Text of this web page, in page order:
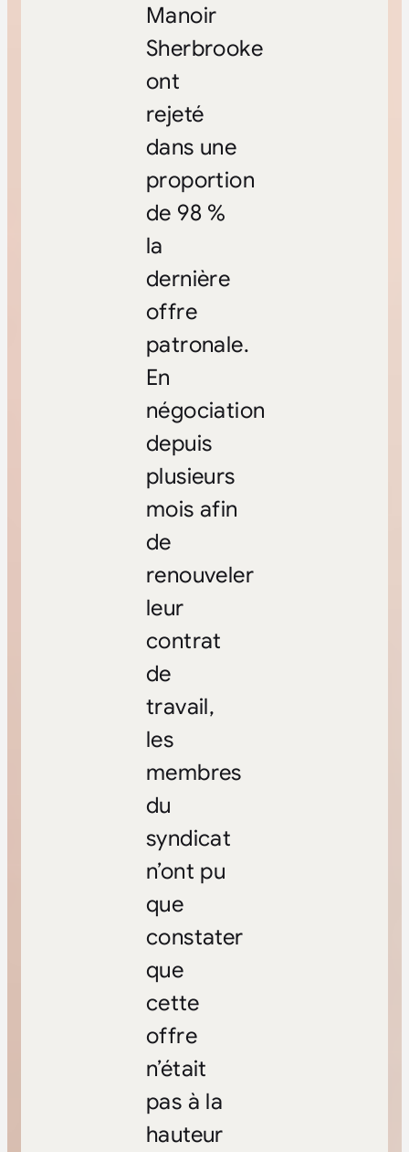
Manoir
Sherbrooke
ont
rejeté
dans une
proportion
de 98 %
la
dernière
offre
patronale.
En
négociation
depuis
plusieurs
mois afin
de
renouveler
leur
contrat
de
travail,
les
membres
du
syndicat
n’ont pu
que
constater
que
cette
offre
n’était
pas à la
hauteur